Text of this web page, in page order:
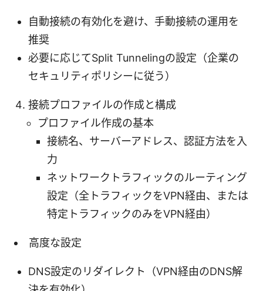
自動接続の有効化を避け、手動接続の運用を
推奨
必要に応じてSplit Tunnelingの設定（企業の
セキュリティポリシーに従う）
接続プロファイルの作成と構成
プロファイル作成の基本
接続名、サーバーアドレス、認証方法を入
力
ネットワークトラフィックのルーティング
設定（全トラフィックをVPN経由、または
特定トラフィックのみをVPN経由）
高度な設定
DNS設定のリダイレクト（VPN経由のDNS解